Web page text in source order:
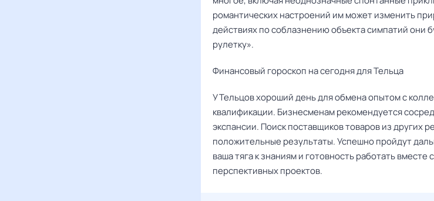
романтических настроений им может изменить
действиях по соблазнению объекта симпатий они
рулетку».
Финансовый гороскоп на сегодня для Тельца
У Тельцов хороший день для обмена опытом с
квалификации. Бизнесменам рекомендуется
экспансии. Поиск поставщиков товаров из других
положительные результаты. Успешно пройдут
ваша тяга к знаниям и готовность работать вместе
перспективных проектов.